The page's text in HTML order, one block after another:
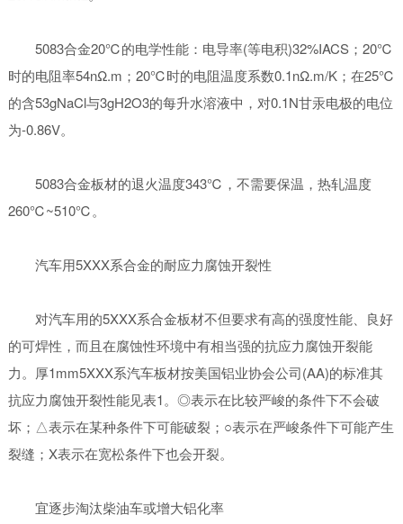
5083合金20℃的电学性能：电导率(等电积)32%IACS；20℃
时的电阻率54nΩ.m；20℃时的电阻温度系数0.1nΩ.m/K；在25℃
的含53gNaCl与3gH2O3的每升水溶液中，对0.1N甘汞电极的电位
为-0.86V。
5083合金板材的退火温度343℃，不需要保温，热轧温度
260℃~510℃。
汽车用5XXX系合金的耐应力腐蚀开裂性
对汽车用的5XXX系合金板材不但要求有高的强度性能、良好
的可焊性，而且在腐蚀性环境中有相当强的抗应力腐蚀开裂能
力。厚1mm5XXX系汽车板材按美国铝业协会公司(AA)的标准其
抗应力腐蚀开裂性能见表1。◎表示在比较严峻的条件下不会破
坏；△表示在某种条件下可能破裂；○表示在严峻条件下可能产生
裂缝；X表示在宽松条件下也会开裂。
宜逐步淘汰柴油车或增大铝化率